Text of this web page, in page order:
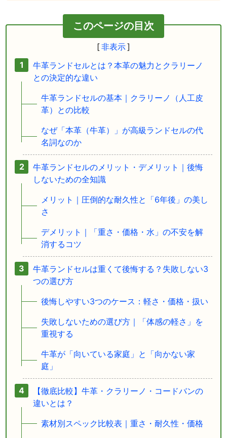
このページの目次
牛革ランドセルとは？本革の魅力とクラリーノ
との決定的な違い
牛革ランドセルの基本｜クラリーノ（人工皮
革）との比較
なぜ「本革（牛革）」が高級ランドセルの代
名詞なのか
牛革ランドセルのメリット・デメリット｜後悔
しないための全知識
メリット｜圧倒的な耐久性と「6年後」の美し
さ
デメリット｜「重さ・価格・水」の不安を解
消するコツ
牛革ランドセルは重くて後悔する？失敗しない3
つの選び方
後悔しやすい3つのケース：軽さ・価格・扱い
失敗しないための選び方｜「体感の軽さ」を
重視する
牛革が「向いている家庭」と「向かない家
庭」
【徹底比較】牛革・クラリーノ・コードバンの
違いとは？
素材別スペック比較表｜重さ・耐久性・価格